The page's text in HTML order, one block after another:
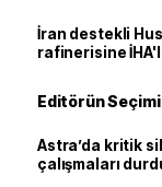
İran destekli
rafinerisine
Editörün Seçimi
Astra’da kritik
çalışmaları